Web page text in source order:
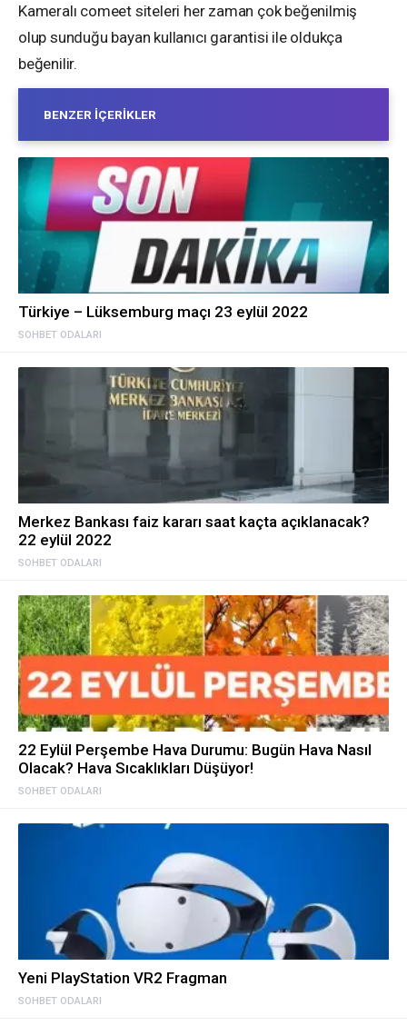
Kameralı comeet siteleri her zaman çok beğenilmiş
olup sunduğu bayan kullanıcı garantisi ile oldukça
beğenilir.
BENZER İÇERIKLER
SOHBET ODALARI
Türkiye – Lüksemburg maçı 23 eylül 2022
SOHBET ODALARI
Merkez Bankası faiz kararı saat kaçta açıklanacak?
22 eylül 2022
SOHBET ODALARI
22 Eylül Perşembe Hava Durumu: Bugün Hava Nasıl
Olacak? Hava Sıcaklıkları Düşüyor!
SOHBET ODALARI
Yeni PlayStation VR2 Fragman